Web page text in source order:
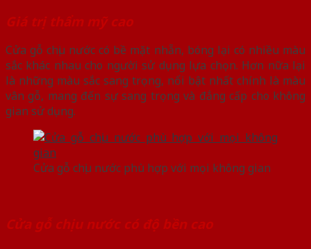
Giá trị thẩm mỹ cao
Cửa gỗ chịu nước có bề mặt nhẵn, bóng lại có nhiều màu
sắc khác nhau cho người sử dụng lựa chọn. Hơn nữa lại
là những màu sắc sang trọng, nổi bật nhất chính là màu
vân gỗ, mang đến sự sang trọng và đẳng cấp cho không
gian sử dụng.
Cửa gỗ chịu nước phù hợp với mọi không gian
Cửa gỗ chịu nước có độ bền cao